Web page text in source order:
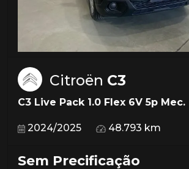
Citroën C3
C3 Live Pack 1.0 Flex 6V 5p Mec.
2024/2025 48.793 km
Sem Precificação